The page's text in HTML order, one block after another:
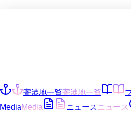
寄港地一覧寄港地一覧
MediaMedia ニュース ニュース